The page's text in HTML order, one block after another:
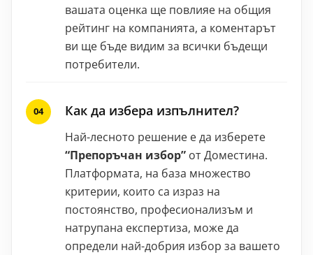
вашата оценка ще повлияе на общия
рейтинг на компанията, а коментарът
ви ще бъде видим за всички бъдещи
потребители.
Как да избера изпълнител?
Най-лесното решение е да изберете
“Препоръчан избор” от Доместина.
Платформата, на база множество
критерии, които са израз на
постоянство, професионализъм и
натрупана експертиза, може да
определи най-добрия избор за вашето